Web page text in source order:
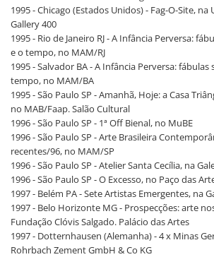
1995 - Chicago (Estados Unidos) - Fag-O-Site,
Gallery 400
1995 - Rio de Janeiro RJ - A Infância Perversa:
e o tempo, no MAM/RJ
1995 - Salvador BA - A Infância Perversa:
tempo, no MAM/BA
1995 - São Paulo SP - Amanhã, Hoje: a Casa
no MAB/Faap. Salão Cultural
1996 - São Paulo SP - 1ª Off Bienal, no MuBE
1996 - São Paulo SP - Arte Brasileira
recentes/96, no MAM/SP
1996 - São Paulo SP - Atelier Santa Cecília, na
1996 - São Paulo SP - O Excesso, no Paço das
1997 - Belém PA - Sete Artistas Emergentes, na
1997 - Belo Horizonte MG - Prospecções: arte
Fundação Clóvis Salgado. Palácio das Artes
1997 - Dotternhausen (Alemanha) - 4 x Minas
Rohrbach Zement GmbH & Co KG